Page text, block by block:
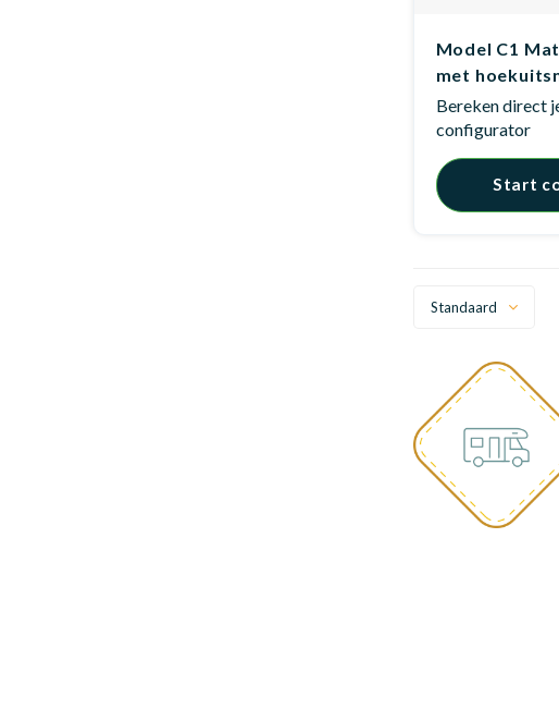
Model C1
met
Bereken direct
configurator
Start
Standaard